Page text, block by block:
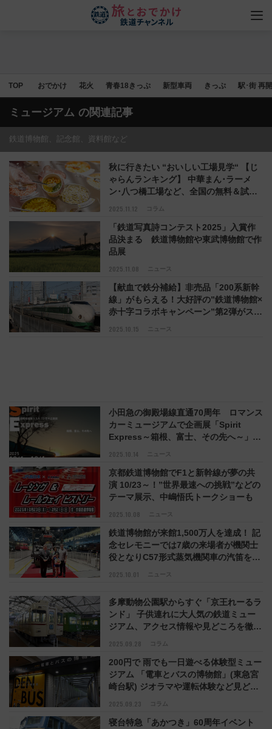
TOP おでかけ 花火 青春18きっぷ 新型車両 きっぷ 駅･街 再
ミュージアム の関連記事
鉄道博物館、記念館、資料館など
2025.11.12 コラム
秋に行きたい “おいしい工場見学“ 【じ
ゃらんランキング】 中華まん･ラーメ
ン･八つ橋工場など、全国の無料＆試食
2025.11.08 ニュース
「鉄道写真詩コンテスト2025」入賞作
品決まる 鉄道博物館や東武博物館で作
品展
2025.10.15 ニュース
【献血で鉄分補給】非売品「200系新幹
線」がもらえる！大好評の”鉄道博物館×
赤十字コラボキャンペーン”第2弾がスタ
2025.10.14 ニュース
小田急の御殿場線直通70周年 ロマンス
カーミュージアムで企画展「Spirit
Express～箱根、富士、その先へ～」ス
2025.10.08 ニュース
京都鉄道博物館でF1と新幹線が夢の共
演 10/23～！”世界最速への挑戦”などの
テーマ展示、中嶋悟氏トークショーも
2025.10.01 ニュース
鉄道博物館が来館1,500万人を達成！ 記
念セレモニーでは7歳の来場者が機関士
役となりC57形式蒸気機関車の汽笛を吹
2025.09.28 コラム
多摩動物公園駅からすぐ「京王れーるラ
ンド」 子供連れに大人気の鉄道ミュー
ジアム、アクセス情報や見どころを徹底
2025.09.23 コラム
200円で 雨でも一日遊べる体験型ミュー
ジアム 「電車とバスの博物館」(東急宮
崎台駅) ジオラマや運転体験など見どこ
寝台特急「あかつき」60周年イベント